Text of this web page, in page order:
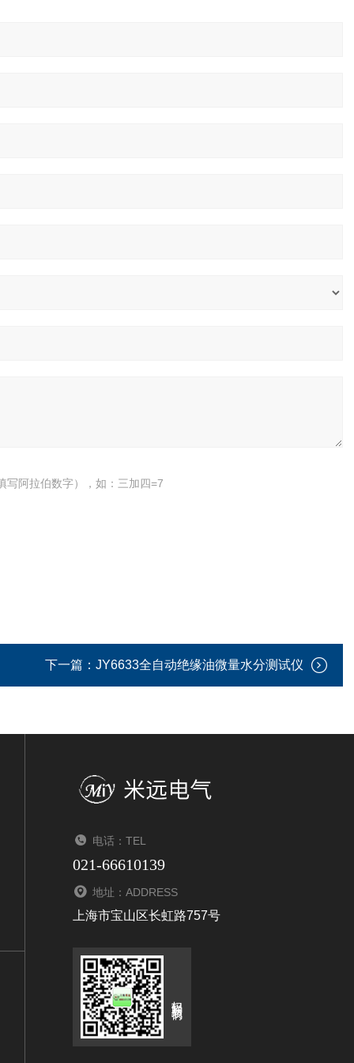
写阿拉伯数字），如：三加四=7
下一篇： JY6633全自动绝缘油微量水分测试仪
电话：TEL
021-66610139
地址：ADDRESS
上海市宝山区长虹路757号